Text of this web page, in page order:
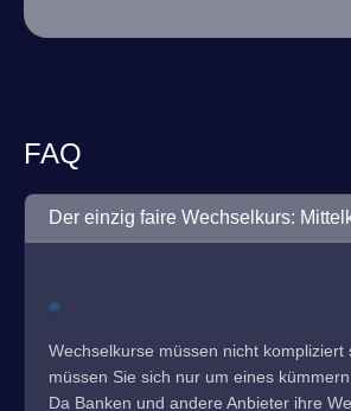
FAQ
Der einzig faire Wechselkurs:
Wechselkurse müssen nicht kompliziert
müssen Sie sich nur um eines
Da Banken und andere Anbieter ihre